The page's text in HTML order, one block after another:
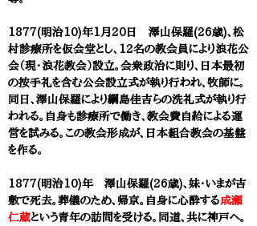
1877(明治10)年1月20日 澤山保羅(26歳)、松
村診療所を仮会堂とし、12名の教会員により浪花公
会（現・浪花教会）設立。会衆政治に則り、日本最初
の按手礼を含む公会設立式が執り行われ、牧師に。
同日、澤山保羅により綱島佳吉らの洗礼式が執り行
われる。自身も診療所で働き、教会費自給による運
営を試みる。この教会形成が、日本組合教会の基盤
を作る。
1877(明治10)年 澤山保羅(26歳)、妹・いまが吉
敷で死去。葬儀のため、帰京。自身に心酔する成瀬
仁蔵という青年の訪問を受ける。同道、共に神戸へ。